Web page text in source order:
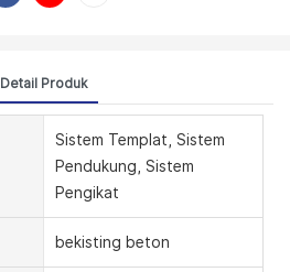
Detail Produk
Sistem Templat, Sistem
Pendukung, Sistem
Pengikat
bekisting beton